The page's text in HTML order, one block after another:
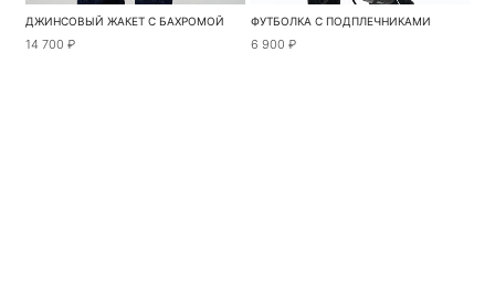
ДЖИНСОВЫЙ ЖАКЕТ С БАХРОМОЙ
14 700 ₽
ФУТБОЛКА С ПОДПЛЕЧНИКАМИ
6 900 ₽